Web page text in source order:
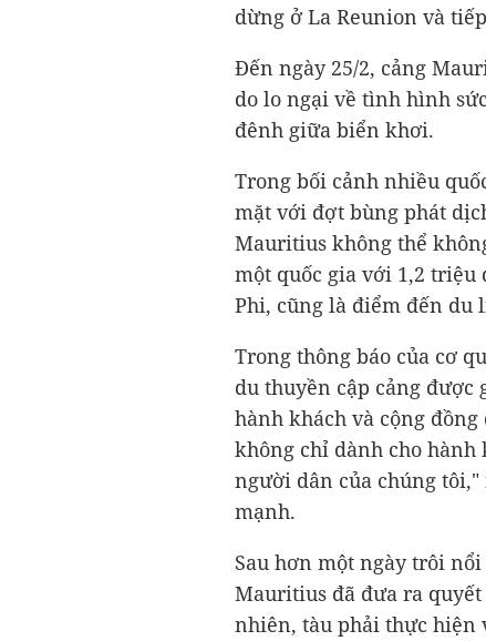
dừng ở La Reunion và
Đến ngày 25/2, cảng
do lo ngại về tình hình
đênh giữa biển khơi.
Trong bối cảnh nhiều
mặt với đợt bùng phát
Mauritius không thể
một quốc gia với 1,2
Phi, cũng là điểm đến du
Trong thông báo của cơ
du thuyền cập cảng được
hành khách và cộng
không chỉ dành cho hành
người dân của chúng
mạnh.
Sau hơn một ngày trôi
Mauritius đã đưa ra
nhiên, tàu phải thực hiện